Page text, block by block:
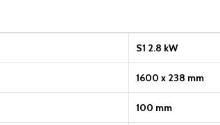
S1 2.8 kW
1600 x 238 mm
100 mm